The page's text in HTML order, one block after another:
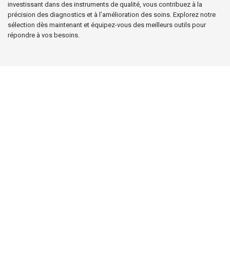
investissant dans des instruments de qualité, vous contribuez à la
précision des diagnostics et à l’amélioration des soins. Explorez notre
sélection dès maintenant et équipez-vous des meilleurs outils pour
répondre à vos besoins.